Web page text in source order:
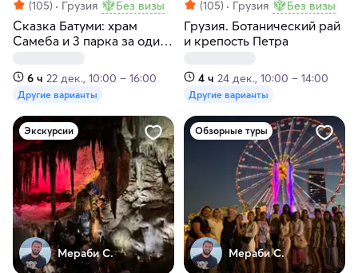
(105) Грузия Без визы
Сказка Батуми: храм
Самеба и 3 парка за один
6 ч 22 дек., 10:00 – 16:00
Другие варианты
(105) Грузия Без визы
Грузия. Ботанический рай
и крепость Петра
4 ч 24 дек., 10:00 – 14:00
Другие варианты
Экскурсии
Мераби С.
Обзорные туры
Мераби С.